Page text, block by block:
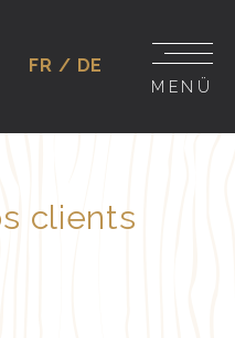
FR DE
MENÜ
clients